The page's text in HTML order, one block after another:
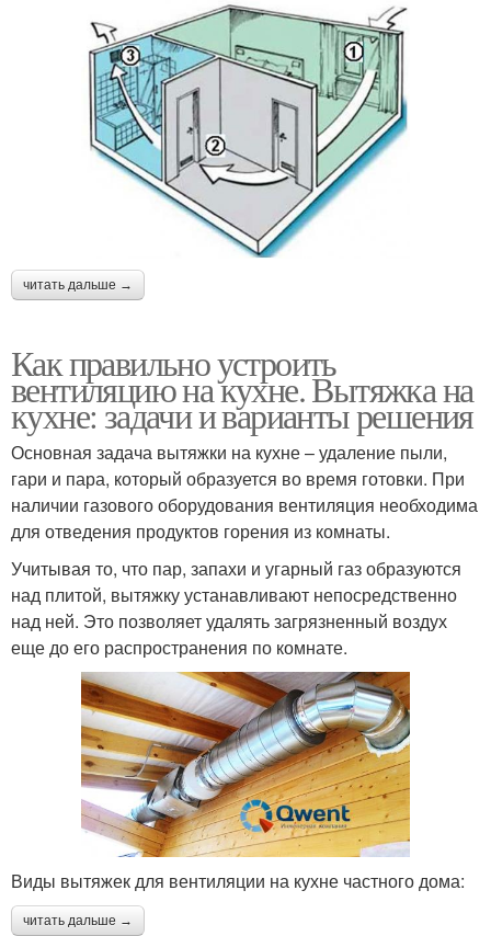
читать дальше →
Как правильно устроить
вентиляцию на кухне. Вытяжка на
кухне: задачи и варианты решения
Основная задача вытяжки на кухне – удаление пыли,
гари и пара, который образуется во время готовки. При
наличии газового оборудования вентиляция необходима
для отведения продуктов горения из комнаты.
Учитывая то, что пар, запахи и угарный газ образуются
над плитой, вытяжку устанавливают непосредственно
над ней. Это позволяет удалять загрязненный воздух
еще до его распространения по комнате.
Виды вытяжек для вентиляции на кухне частного дома:
читать дальше →